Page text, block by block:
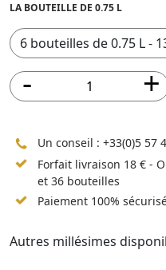
LA BOUTEILLE DE 0.75 L
Un conseil : +33(0)5 57
Forfait livraison 18 € -
et 36 bouteilles
Paiement 100%
Autres millésimes